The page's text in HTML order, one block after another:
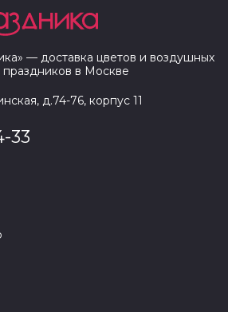
» — доставка цветов и воздушных
в Москве
д.74-76, корпус 11
33